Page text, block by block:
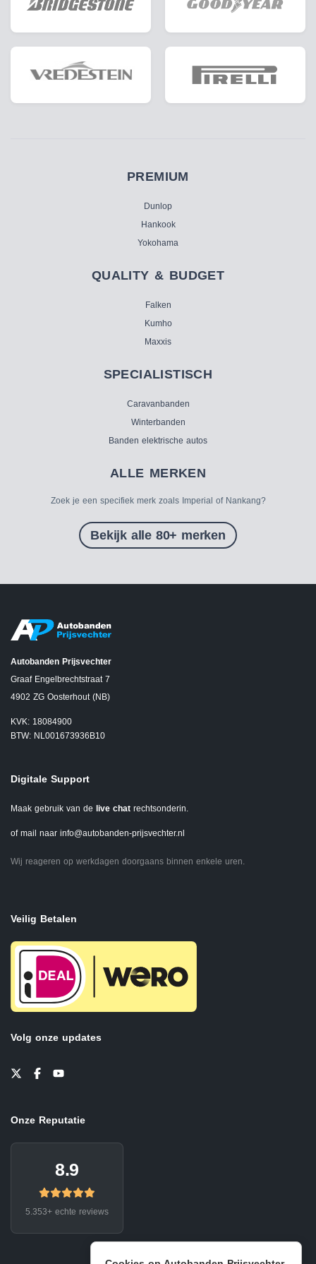
PREMIUM
Dunlop
Hankook
Yokohama
QUALITY & BUDGET
Falken
Kumho
Maxxis
SPECIALISTISCH
Caravanbanden
Winterbanden
Banden elektrische autos
ALLE MERKEN
Zoek je een specifiek merk zoals Imperial of Nankang?
Bekijk alle 80+ merken
Autobanden Prijsvechter
Graaf Engelbrechtstraat 7
4902 ZG Oosterhout (NB)
KVK: 18084900
BTW: NL001673936B10
Digitale Support
Maak gebruik van de live chat rechtsonderin.
of mail naar info@autobanden-prijsvechter.nl
Wij reageren op werkdagen doorgaans binnen enkele uren.
Veilig Betalen
Volg onze updates
Onze Reputatie
8.9
5.353+ echte reviews